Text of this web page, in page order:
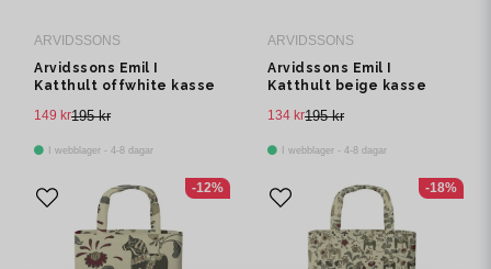
ARVIDSSONS
Arvidssons Emil I
Katthult offwhite kasse
195 kr
149 kr
I webblager - 4-8 dagar
ARVIDSSONS
Arvidssons Emil I
Katthult beige kasse
195 kr
134 kr
I webblager - 4-8 dagar
-12% -18%